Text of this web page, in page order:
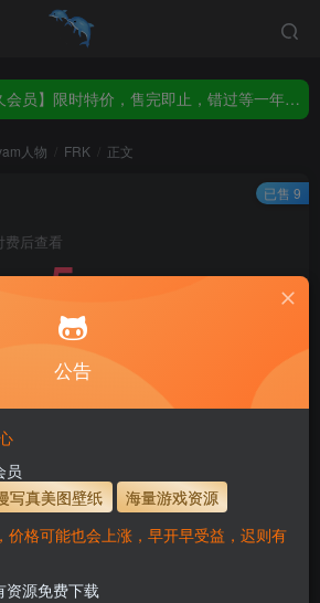
2026年新增【永久会员】限时特价，售完即止，错过等一年！！！
2026年新增【永久会员】限时特价，售完即止，错过等一年！！！
人物 FRK 正文
费后查看
5
立即购买
下载
打不开或支付后不跳转请联系QQ：3317425885
进文件夹AddonPackages即可，更多请看本
已售 9
公告
员
写真美图壁纸
海量游戏资源
价格可能也会上涨，早开早受益，迟则有
资源免费下载